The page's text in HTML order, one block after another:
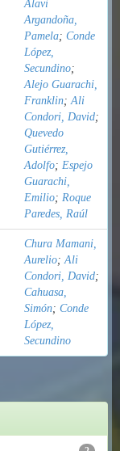
Alavi
Argandoña,
Pamela; Conde
López,
Secundino;
Alejo Guarachi,
Franklin;Ali
Condori, David;
Quevedo
Gutiérrez,
Adolfo; Espejo
Guarachi,
Emilio; Roque
Paredes, Raúl
Chura Mamani,
Aurelio;Ali
Condori, David;
Cahuasa,
Simón; Conde
López,
Secundino